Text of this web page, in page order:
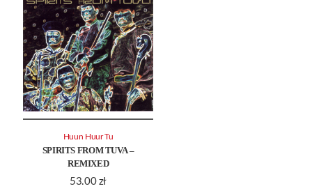
SPIRITS FROM TUVA –
REMIXED
53.00 zł
Huun Huur Tu